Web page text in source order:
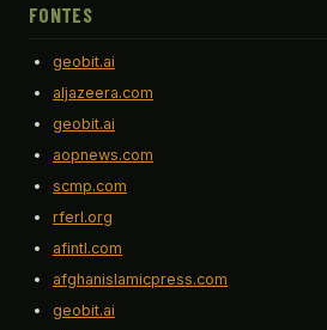
FONTES
geobit.ai
aljazeera.com
geobit.ai
aopnews.com
scmp.com
rferl.org
afintl.com
afghanislamicpress.com
geobit.ai